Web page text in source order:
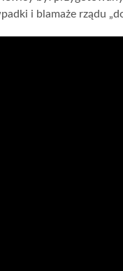
i blamaże rządu